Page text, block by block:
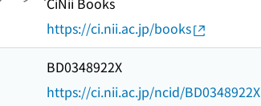
https://ci.nii.ac.jp/books
BD0348922X
https://ci.nii.ac.jp/ncid/BD0348922X